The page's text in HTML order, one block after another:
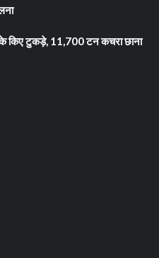
के किए टुकड़े, 11,700 टन कचरा छाना